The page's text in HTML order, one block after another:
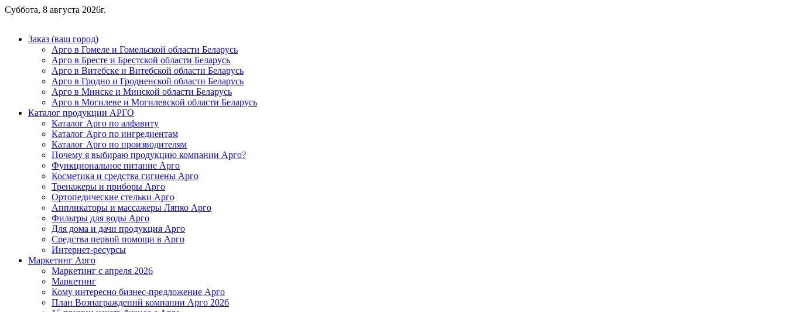
Суббота, 8 августа 2026г.
Заказ (ваш город)
Арго в Гомеле и Гомельской области Беларусь
Арго в Бресте и Брестской области Беларусь
Арго в Витебске и Витебской области Беларусь
Арго в Гродно и Гродненской области Беларусь
Арго в Минске и Минской области Беларусь
Арго в Могилеве и Могилевской области Беларусь
Каталог продукции АРГО
Каталог Арго по алфавиту
Каталог Арго по ингредиентам
Каталог Арго по производителям
Почему я выбираю продукцию компании Арго?
Функциональное питание Арго
Косметика и средства гигиены Арго
Тренажеры и приборы Арго
Ортопедические стельки Арго
Аппликаторы и массажеры Ляпко Арго
Фильтры для воды Арго
Для дома и дачи продукция Арго
Средства первой помощи в Арго
Интернет-ресурсы
Маркетинг Арго
Маркетинг с апреля 2026
Маркетинг
Кому интересно бизнес-предложение Арго
План Вознаграждений компании Арго 2026